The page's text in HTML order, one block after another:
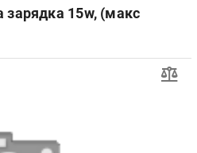
зарядка 15w, (макс